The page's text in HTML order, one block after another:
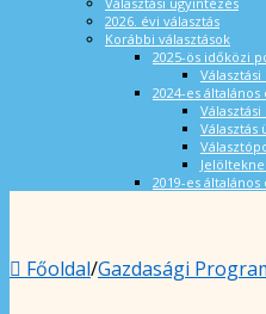
2026. évi választás
Korábbi választások
2025-ös időközi
2024-es
Választás
2019-es
Főoldal/Gazdasági